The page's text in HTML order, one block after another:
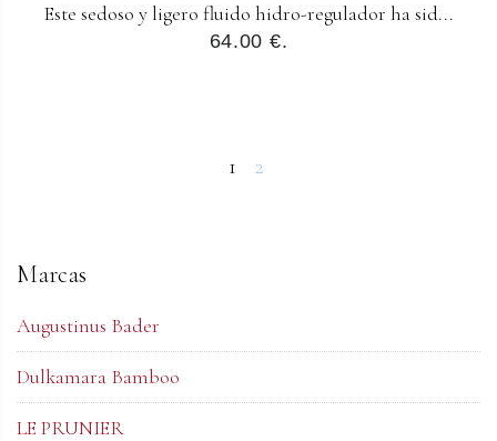
Este sedoso y ligero fluido hidro-regulador ha sid...
64.00 €.
1 2
Marcas
Augustinus Bader
Dulkamara Bamboo
LE PRUNIER